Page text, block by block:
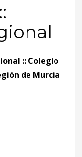
:: Colegio
de Murcia